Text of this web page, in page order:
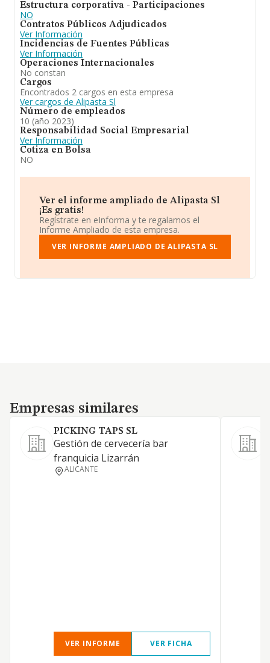
Estructura corporativa - Participaciones
NO
Contratos Públicos Adjudicados
Ver Información
Incidencias de Fuentes Públicas
Ver Información
Operaciones Internacionales
No constan
Cargos
Encontrados 2 cargos en esta empresa
Ver cargos de Alipasta Sl
Número de empleados
10 (año 2023)
Responsabilidad Social Empresarial
Ver Información
Cotiza en Bolsa
NO
Ver el informe ampliado de Alipasta Sl
¡Es gratis!
Regístrate en eInforma y te regalamos el
Informe Ampliado de esta empresa.
VER INFORME AMPLIADO DE ALIPASTA SL
Empresas similares
Empresas similares
PICKING TAPS SL
Gestión de cervecería bar
franquicia Lizarrán
ALICANTE
VER INFORME VER FICHA